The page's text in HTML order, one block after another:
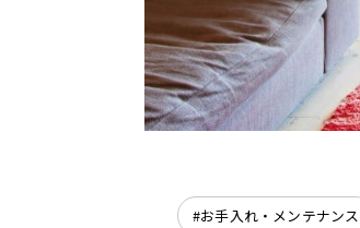
#お手入れ・メンテナンス